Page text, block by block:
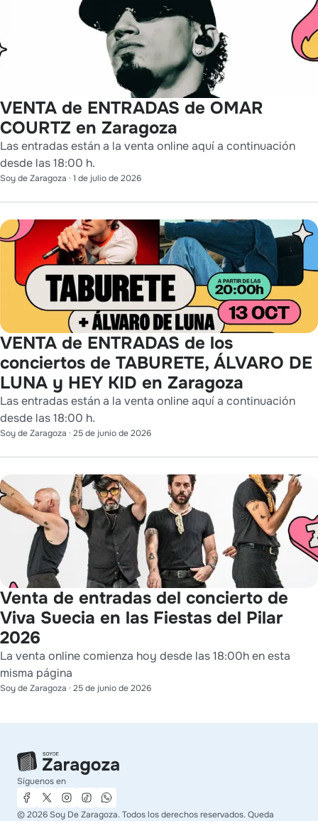
VENTA de ENTRADAS de OMAR
COURTZ en Zaragoza
Las entradas están a la venta online aquí a continuación
desde las 18:00 h.
Soy de Zaragoza · 1 de julio de 2026
VENTA de ENTRADAS de los
conciertos de TABURETE, ÁLVARO DE
LUNA y HEY KID en Zaragoza
Las entradas están a la venta online aquí a continuación
desde las 18:00 h.
Soy de Zaragoza · 25 de junio de 2026
Venta de entradas del concierto de
Viva Suecia en las Fiestas del Pilar
2026
La venta online comienza hoy desde las 18:00h en esta
misma página
Soy de Zaragoza · 25 de junio de 2026
Síguenos en
©2026 Soy De Zaragoza. Todos los derechos reservados. Queda